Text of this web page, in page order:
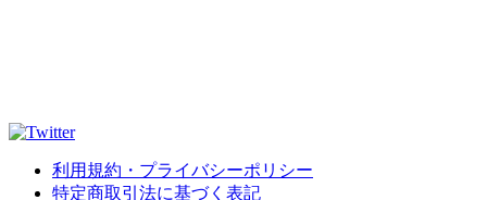
利用規約・プライバシーポリシー
特定商取引法に基づく表記